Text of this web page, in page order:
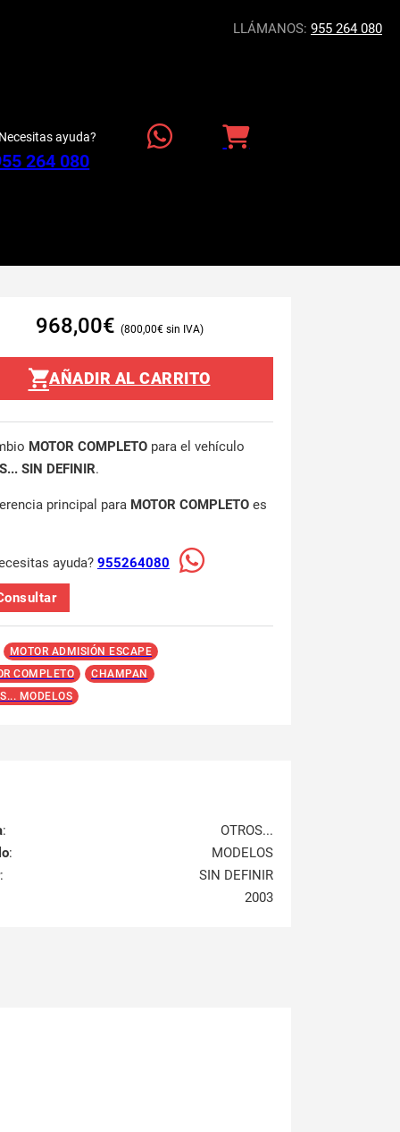
LLÁMANOS: 955 264 080
ayuda?
264 080
968,00€ 800,00€
AÑADIR AL CARRITO
MOTOR COMPLETO para el vehículo
SIN DEFINIR.
principal para MOTOR COMPLETO es
ayuda? 955264080
MOTOR ADMISIÓN ESCAPE
COMPLETO
CHAMPAN
MODELOS
:
OTROS...
:
MODELOS
:
SIN DEFINIR
2003